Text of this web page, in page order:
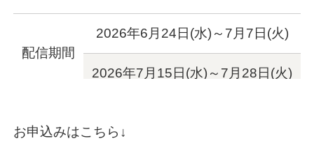
配信期間
2026年6月24日(水)～7月7日(火)
2026年7月15日(水)～7月28日(火)
お申込みはこちら↓